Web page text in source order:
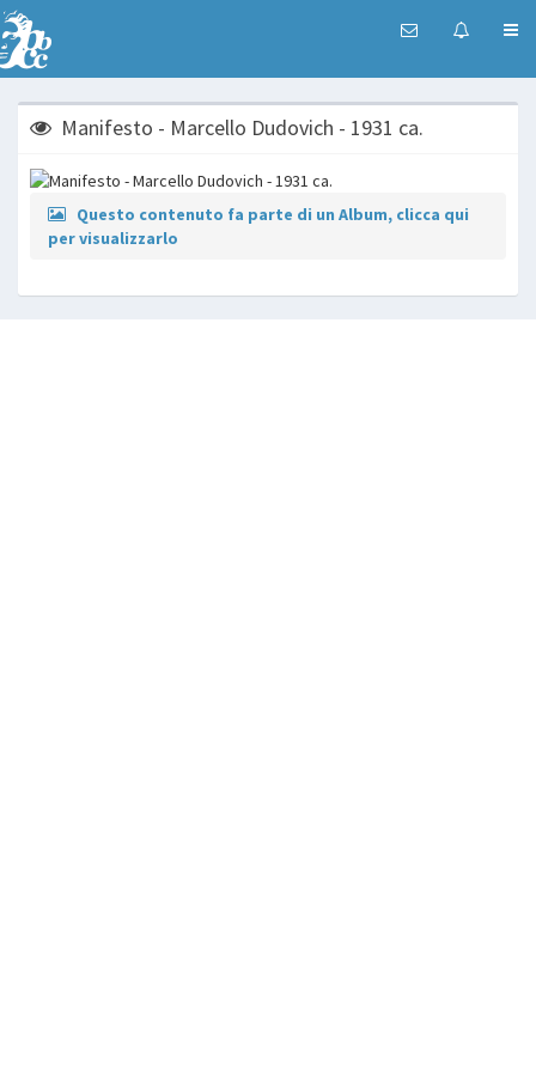
Manifesto - Marcello Dudovich - 1931 ca.
Questo contenuto fa parte di un Album, clicca qui
per visualizzarlo